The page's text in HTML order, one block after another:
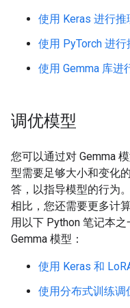
使用 Keras 进行推
使用 PyTorch 进行
使用 Gemma 库进
调优模型
您可以通过对 Gemma
型需要足够大小和变化
答，以指导模型的行为
相比，您还需要更多计
用以下 Python 笔记本
Gemma 模型：
使用 Keras 和
使用分布式训练调